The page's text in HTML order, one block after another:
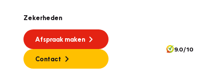
Zekerheden
Afspraak maken
Contact
9.0/10